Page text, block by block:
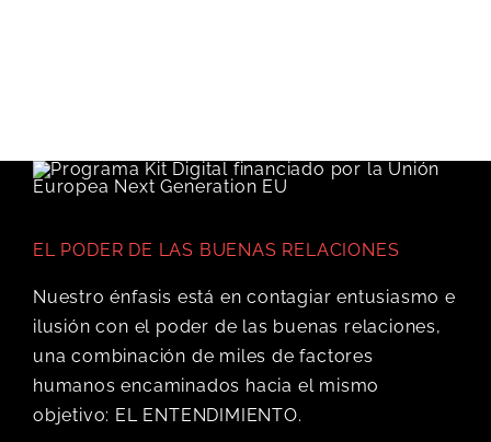
EL PODER DE LAS BUENAS RELACIONES
Nuestro énfasis está en contagiar entusiasmo e
ilusión con el poder de las buenas relaciones,
una combinación de miles de factores
humanos encaminados hacia el mismo
objetivo: EL ENTENDIMIENTO.